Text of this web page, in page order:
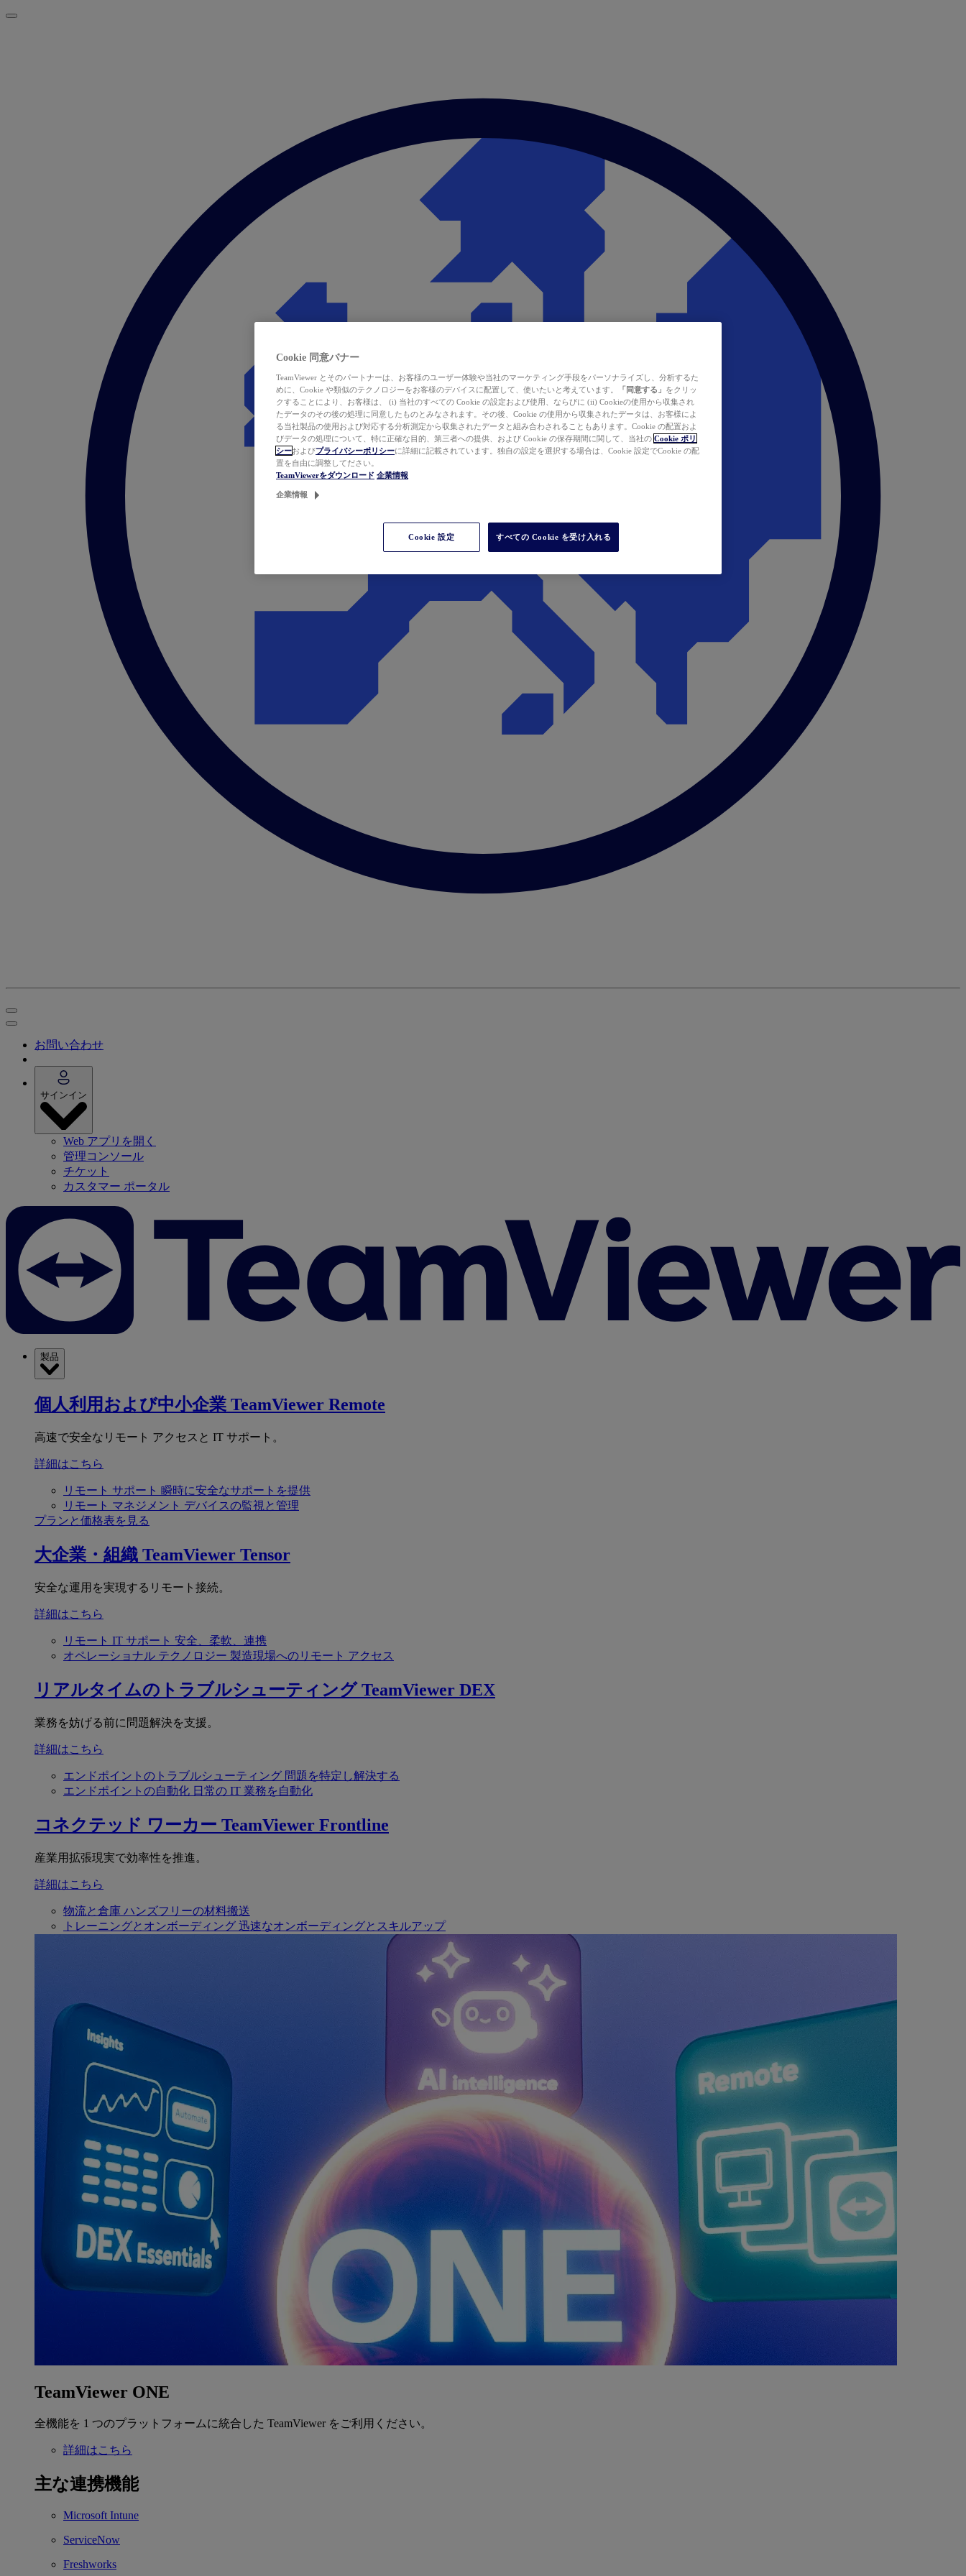
お問い合わせ
サインイン
Web アプリを開く
管理コンソール
チケット
カスタマー ポータル
製品
個人利用および中小企業 TeamViewer Remote
高速で安全なリモート アクセスと IT サポート。
詳細はこちら
リモート サポート 瞬時に安全なサポートを提供
リモート マネジメント デバイスの監視と管理
プランと価格表を見る
大企業・組織 TeamViewer Tensor
安全な運用を実現するリモート接続。
詳細はこちら
リモート IT サポート 安全、柔軟、連携
オペレーショナル テクノロジー 製造現場へのリモート アクセス
リアルタイムのトラブルシューティング TeamViewer DEX
業務を妨げる前に問題解決を支援。
詳細はこちら
エンドポイントのトラブルシューティング 問題を特定し解決する
エンドポイントの自動化 日常の IT 業務を自動化
コネクテッド ワーカー TeamViewer Frontline
産業用拡張現実で効率性を推進。
詳細はこちら
物流と倉庫 ハンズフリーの材料搬送
トレーニングとオンボーディング 迅速なオンボーディングとスキルアップ
TeamViewer ONE
全機能を 1 つのプラットフォームに統合した TeamViewer をご利用ください。
詳細はこちら
主な連携機能
Microsoft Intune
ServiceNow
Freshworks
Cookie 同意バナー
TeamViewer とそのパートナーは、お客様のユーザー体験や当社のマーケティング手段をパーソナライズし、分析するた
めに、Cookie や類似のテクノロジーをお客様のデバイスに配置して、使いたいと考えています。
「同意する」 をクリッ
クすることにより、お客様は、 (i) 当社のすべての Cookie の設定および使用、ならびに (ii) Cookieの使用から収集され
たデータのその後の処理に同意したものとみなされます。その後、Cookie の使用から収集されたデータは、お客様によ
る当社製品の使用および対応する分析測定から収集されたデータと組み合わされることもあります。Cookie の配置およ
びデータの処理について、特に正確な目的、第三者への提供、および Cookie の保存期間に関して、当社の Cookie ポリ
シーおよびプライバシーポリシーに詳細に記載されています。独自の設定を選択する場合は、Cookie 設定でCookie の配
置を自由に調整してださい。
TeamViewerをダウンロード 企業情報
企業情報
Cookie 設定 すべての Cookie を受け入れる